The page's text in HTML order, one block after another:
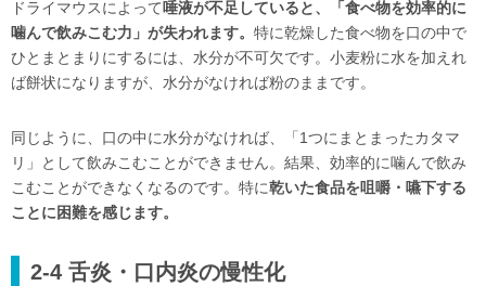
ドライマウスによって唾液が不足していると、「食べ物を効率的に
噛んで飲みこむ力」が失われます。 特に乾燥した食べ物を口の中で
ひとまとまりにするには、水分が不可欠です。小麦粉に水を加えれ
ば餅状になりますが、水分がなければ粉のままです。
同じように、口の中に水分がなければ、「1つにまとまったカタマ
リ」として飲みこむことができません。結果、効率的に噛んで飲み
こむことができなくなるのです。特に乾いた食品を咀嚼・嚥下する
ことに困難を感じます。
2-4 舌炎・口内炎の慢性化